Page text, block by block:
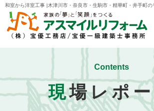
和室から洋室工事 |木津川市・奈良市・生駒市・精華町・井手町の
店アスマイルリフォーム
Contents
現場レポ